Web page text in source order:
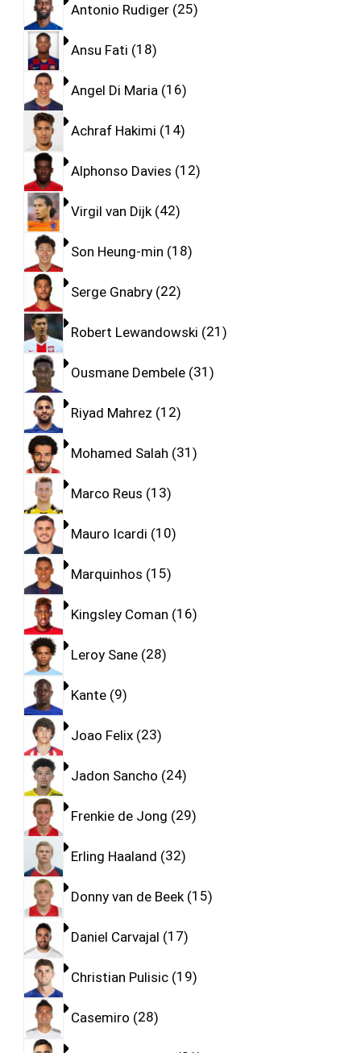
Antonio Rudiger 25
Ansu Fati 18
Angel Di Maria 16
Achraf Hakimi 14
Alphonso Davies 12
Virgil van Dijk 42
Son Heung-min 18
Serge Gnabry 22
Robert Lewandowski 21
Ousmane Dembele 31
Riyad Mahrez 12
Mohamed Salah 31
Marco Reus 13
Mauro Icardi 10
Marquinhos 15
Kingsley Coman 16
Leroy Sane 28
Kante 9
Joao Felix 23
Jadon Sancho 24
Frenkie de Jong 29
Erling Haaland 32
Donny van de Beek 15
Daniel Carvajal 17
Christian Pulisic 19
Casemiro 28